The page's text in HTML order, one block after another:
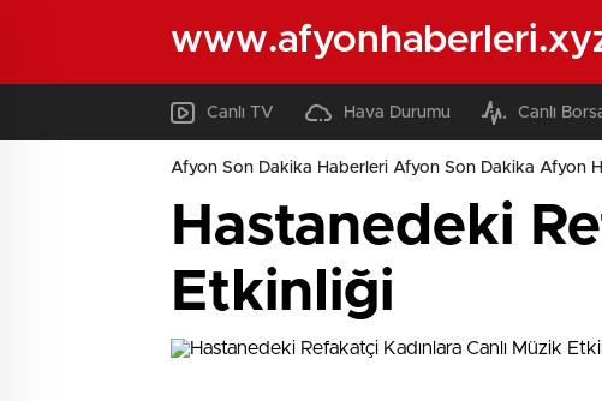
Canlı TV Hava Durumu Canlı
Afyon Son Dakika Haberleri Afyon Son Dakika Afyon
Hastanedeki
Etkinliği